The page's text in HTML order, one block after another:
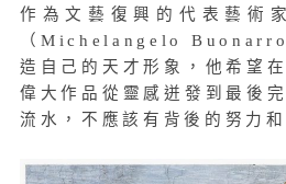
作為文藝復興的代表藝術
（Michelangelo
造自己的天才形象，他希望
偉大作品從靈感迸發到最後
流水，不應該有背後的努力和